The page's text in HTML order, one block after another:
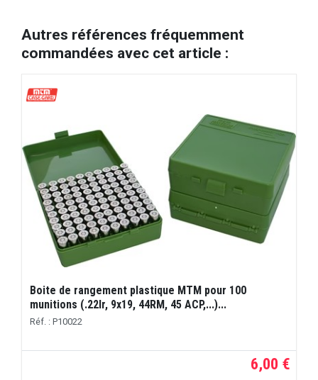
Autres références fréquemment
commandées avec cet article :
Boite de rangement plastique MTM pour 100
munitions (.22lr, 9x19, 44RM, 45 ACP,...)...
Réf. : P10022
6,00 €